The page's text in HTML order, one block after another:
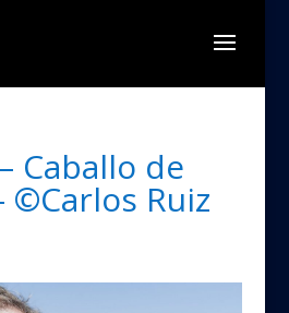
Caballo de
©Carlos Ruiz